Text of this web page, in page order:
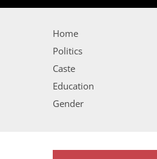
Home
Politics
Caste
Education
Gender